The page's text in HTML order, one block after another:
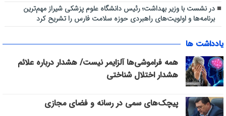
در نشست با وزیر بهداشت؛ رئیس دانشگاه علوم پزشکی شیراز مهم‌ترین
برنامه‌ها و اولویت‌های راهبردی حوزه سلامت فارس را تشریح کرد
یادداشت ها
همه فراموشی‌ها آلزایمر نیست/ هشدار درباره علائم
هشدار اختلال شناختی
پیچک‌های سمی در رسانه و فضای مجازی